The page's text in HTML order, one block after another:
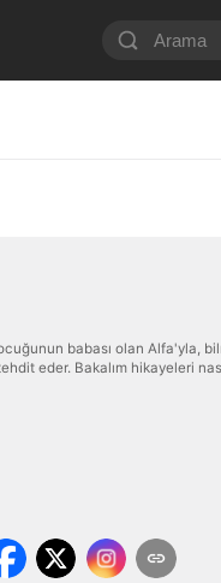
babası olan Alfa'yla,
eder. Bakalım hikayeleri